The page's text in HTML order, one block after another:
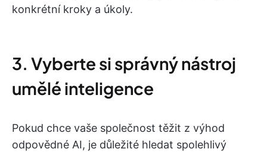
konkrétní kroky a úkoly.
3. Vyberte si správný nástroj
umělé inteligence
Pokud chce vaše společnost těžit z výhod
odpovědné AI, je důležité hledat spolehlivý